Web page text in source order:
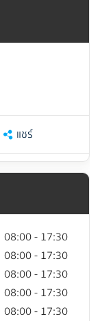
แชร์
08:00 - 17:30
08:00 - 17:30
08:00 - 17:30
08:00 - 17:30
08:00 - 17:30